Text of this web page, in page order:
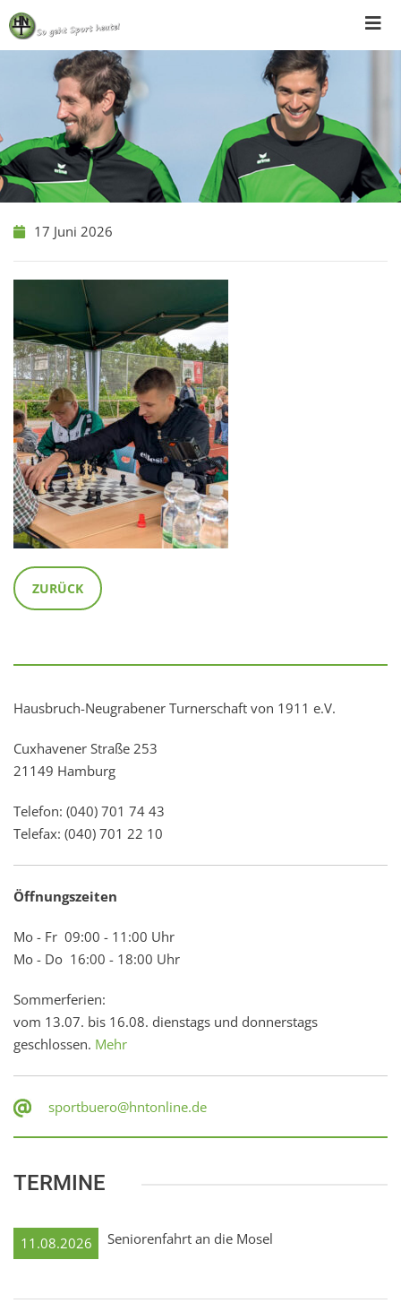
Skip
to
content
17 Juni 2026
ZURÜCK
Hausbruch-Neugrabener Turnerschaft von 1911 e.V.
Cuxhavener Straße 253
21149 Hamburg
Telefon: (040) 701 74 43
Telefax: (040) 701 22 10
Öffnungszeiten
Mo - Fr 09:00 - 11:00 Uhr
Mo - Do 16:00 - 18:00 Uhr
Sommerferien:
vom 13.07. bis 16.08. dienstags und donnerstags
geschlossen. Mehr
sportbuero@hntonline.de
TERMINE
11.08.2026 Seniorenfahrt an die Mosel